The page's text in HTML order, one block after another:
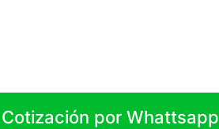
por Whattsapp